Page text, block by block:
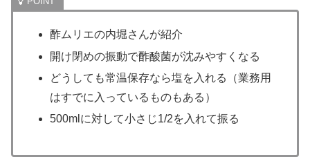
酢ムリエの内堀さんが紹介
開け閉めの振動で酢酸菌が沈みやすくなる
どうしても常温保存なら塩を入れる（業務用
はすでに入っているものもある）
500mlに対して小さじ1/2を入れて振る